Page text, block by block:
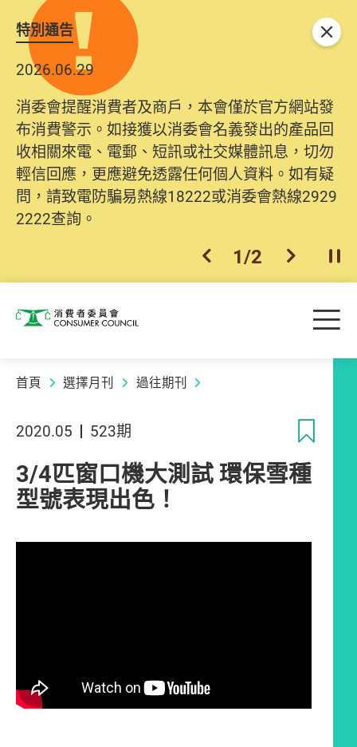
特別通告
2026.06.29
消委會提醒消費者及商戶，本會僅於官方網站發
布消費警示。如接獲以消委會名義發出的產品回
收相關來電、電郵、短訊或社交媒體訊息，切勿
輕信回應，更應避免透露任何個人資料。如有疑
問，請致電防騙易熱線18222或消委會熱線2929
2222查詢。
上一個
1/2 下一個開
關閉
消費者委員會 目
首頁 選擇月刊 過往期刊
2020.05 523期
3/4匹窗口機大測試 環保雪種
型號表現出色！